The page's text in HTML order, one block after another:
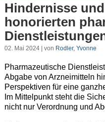
Hindernisse
honorierten
02. Mai 2024 | von Rodler, Yvonne
Pharmazeutische
Abgabe von Arzneimitteln
Perspektiven für eine
Im Mittelpunkt steht die
nicht nur Verordnung und